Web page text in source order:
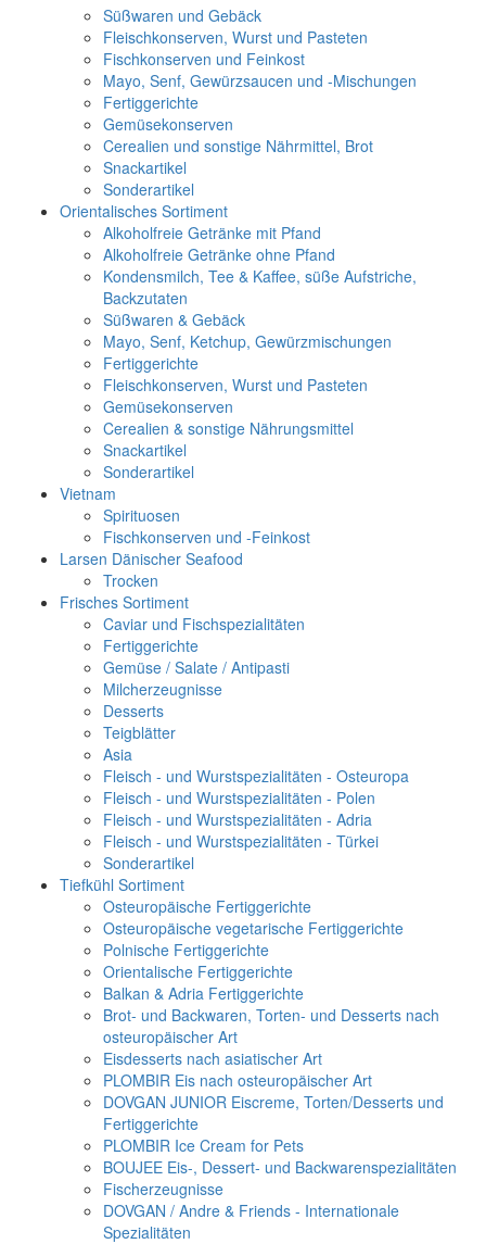
Süßwaren und Gebäck
Fleischkonserven, Wurst und Pasteten
Fischkonserven und Feinkost
Mayo, Senf, Gewürzsaucen und -Mischungen
Fertiggerichte
Gemüsekonserven
Cerealien und sonstige Nährmittel, Brot
Snackartikel
Sonderartikel
Orientalisches Sortiment
Alkoholfreie Getränke mit Pfand
Alkoholfreie Getränke ohne Pfand
Kondensmilch, Tee & Kaffee, süße Aufstriche,
Backzutaten
Süßwaren & Gebäck
Mayo, Senf, Ketchup, Gewürzmischungen
Fertiggerichte
Fleischkonserven, Wurst und Pasteten
Gemüsekonserven
Cerealien & sonstige Nährungsmittel
Snackartikel
Sonderartikel
Vietnam
Spirituosen
Fischkonserven und -Feinkost
Larsen Dänischer Seafood
Trocken
Frisches Sortiment
Caviar und Fischspezialitäten
Fertiggerichte
Gemüse / Salate / Antipasti
Milcherzeugnisse
Desserts
Teigblätter
Asia
Fleisch - und Wurstspezialitäten - Osteuropa
Fleisch - und Wurstspezialitäten - Polen
Fleisch - und Wurstspezialitäten - Adria
Fleisch - und Wurstspezialitäten - Türkei
Sonderartikel
Tiefkühl Sortiment
Osteuropäische Fertiggerichte
Osteuropäische vegetarische Fertiggerichte
Polnische Fertiggerichte
Orientalische Fertiggerichte
Balkan & Adria Fertiggerichte
Brot- und Backwaren, Torten- und Desserts nach
osteuropäischer Art
Eisdesserts nach asiatischer Art
PLOMBIR Eis nach osteuropäischer Art
DOVGAN JUNIOR Eiscreme, Torten/Desserts und
Fertiggerichte
PLOMBIR Ice Cream for Pets
BOUJEE Eis-, Dessert- und Backwarenspezialitäten
Fischerzeugnisse
DOVGAN / Andre & Friends - Internationale
Spezialitäten